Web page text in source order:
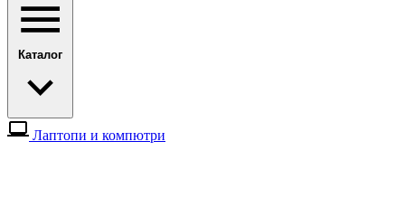
Каталог
Лаптопи и компютри